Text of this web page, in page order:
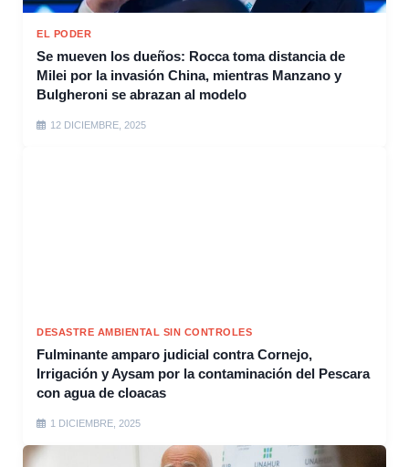
EL PODER
Se mueven los dueños: Rocca toma distancia de
Milei por la invasión China, mientras Manzano y
Bulgheroni se abrazan al modelo
12 DICIEMBRE, 2025
DESASTRE AMBIENTAL SIN CONTROLES
Fulminante amparo judicial contra Cornejo,
Irrigación y Aysam por la contaminación del Pescara
con agua de cloacas
1 DICIEMBRE, 2025